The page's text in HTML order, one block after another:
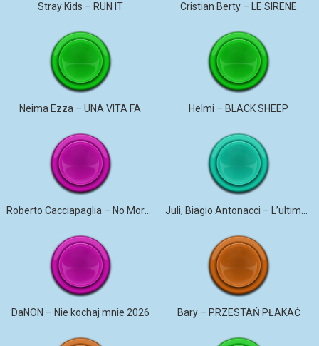
Stray Kids – RUN IT Cristian Berty – LE SIRENE
Neima Ezza – UNA VITA FA Helmi – BLACK SHEEP
Roberto Cacciapaglia – No More Violence
DaNON – Nie kochaj mnie 2026 Bary – PRZESTAŃ PŁAKAĆ